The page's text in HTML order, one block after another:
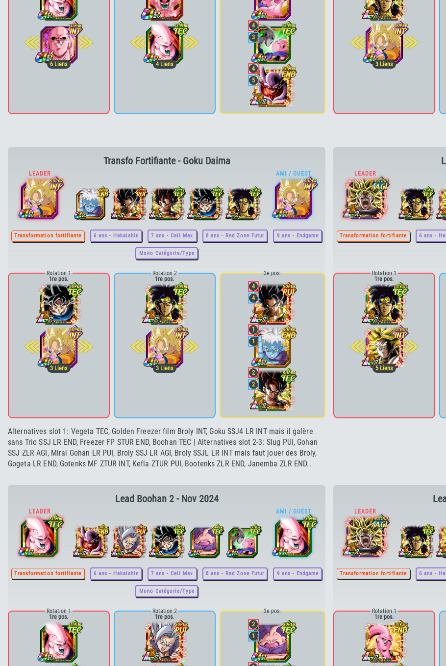
2e pos.
6 Liens
2e pos.
4 Liens
4
3
4
5
2e pos.
3 Liens
Transfo Fortifiante - Goku Daima
Transformation fortifiante 6 ans - Hakaishin 7 ans - Cell Max 8 ans - Red Zone Futur 9 ans - Endgame
Mono Catégorie/Type
Rotation 1
1re pos.
2e pos.
3 Liens
Rotation 2
1re pos.
2e pos.
3 Liens
3e pos.
4
4
1
1
2
2
Alternatives slot 1: Vegeta TEC, Golden Freezer film Broly INT, Goku SSJ4 LR INT mais il galère
sans Trio SSJ LR END, Freezer FP STUR END, Boohan TEC | Alternatives slot 2-3: Slug PUI, Gohan
SSJ ZLR AGI, Mirai Gohan LR PUI, Broly SSJ LR AGI, Broly SSJL LR INT mais faut jouer des Broly,
Gogeta LR END, Gotenks MF ZTUR INT, Kefla ZTUR PUI, Bootenks ZLR END, Janemba ZLR END..
Transformation fortifiante 6 ans -
Rotation 1
1re pos.
2e pos.
5 Liens
Lead Boohan 2 - Nov 2024
Transformation fortifiante 6 ans - Hakaishin 7 ans - Cell Max 8 ans - Red Zone Futur 9 ans - Endgame
Mono Catégorie/Type
Rotation 1
1re pos.
2e pos.
Rotation 2
1re pos.
2e pos.
3e pos.
2
1
Transformation fortifiante 6 ans -
Rotation 1
1re pos.
2e pos.